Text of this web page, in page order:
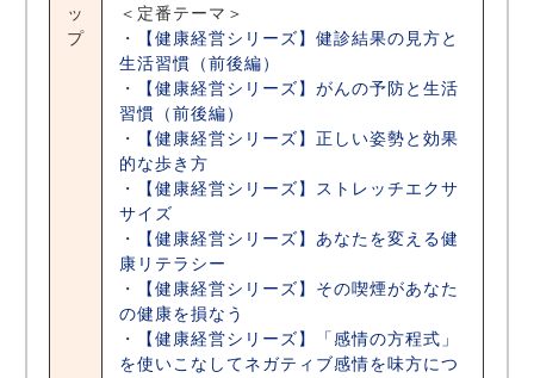
ッ
プ
＜定番テーマ＞
・
【健康経営シリーズ】健診結果の見方と
生活習慣（前後編）
・
【健康経営シリーズ】がんの予防と生活
習慣（前後編）
・
【健康経営シリーズ】正しい姿勢と効果
的な歩き方
・
【健康経営シリーズ】ストレッチエクサ
サイズ
・
【健康経営シリーズ】あなたを変える健
康リテラシー
・
【健康経営シリーズ】その喫煙があなた
の健康を損なう
・
【健康経営シリーズ】「感情の方程式」
を使いこなしてネガティブ感情を味方につ